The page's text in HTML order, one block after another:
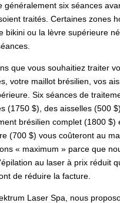
généralement six séances
traités. Certaines zones
bikini ou la lèvre supérieure
que vous souhaitiez traiter
votre maillot brésilien, vos
Six séances de
(1750 $), des aisselles (500
brésilien complet (1800 $)
(700 $) vous coûteront au
« maximum » parce que
au laser à prix réduit
de réduire la facture.
Laser Spa, nous